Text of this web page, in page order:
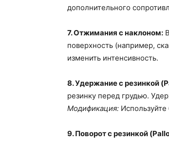
дополнительного
7. Отжимания с наклоном:
поверхность (например,
изменить интенсивность.
8. Удержание с резинкой
резинку перед грудью.
Модификация:
9. Поворот с резинкой